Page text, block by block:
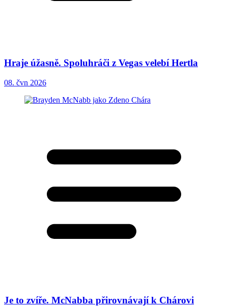
Hraje úžasně. Spoluhráči z Vegas velebí Hertla
08. čvn 2026
Je to zvíře. McNabba přirovnávají k Chárovi